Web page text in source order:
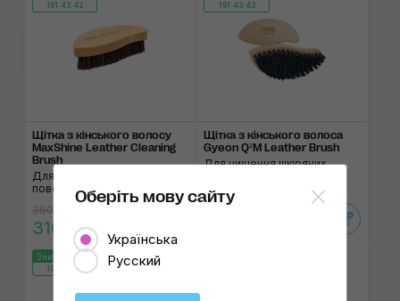
191:43:42
Щітка з кінського волосу
MaxShine Leather Cleaning
Brush
Для чистки шкіряних
поверхонь
360 ₴
310 ₴
191:43:42
Щітка з кінського волоса
Gyeon Q²M Leather Brush
Для чищення шкіряних
Знижка 15%
191:43:42
Оберіть мову сайту
Українська
Русский